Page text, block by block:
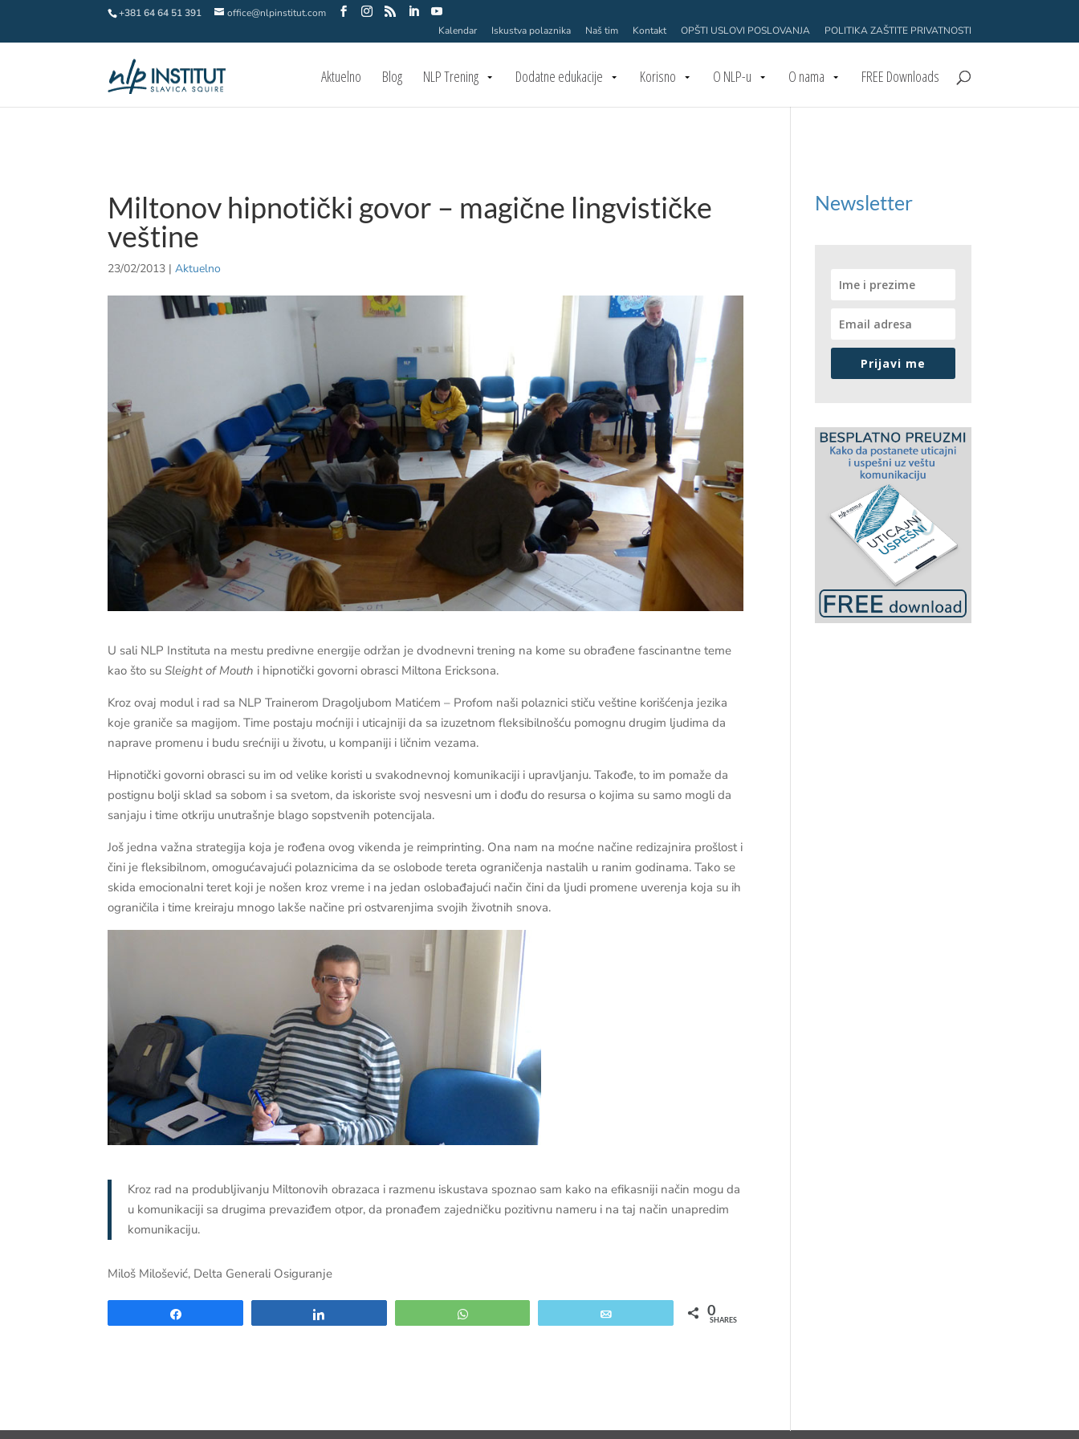
+381 64 64 51 391
office@nlpinstitut.com
Kalendar
Iskustva polaznika Naš tim Kontakt OPŠTI USLOVI POSLOVANJA POLITIKA ZAŠTITE PRIVATNOSTI
Aktuelno Blog NLP Trening Dodatne edukacije Korisno O NLP-u O nama FREE Downloads
Miltonov hipnotički govor – magične lingvističke
veštine
23/02/2013 |Aktuelno
U sali NLP Instituta na mestu predivne energije održan je dvodnevni trening na kome su obrađene fascinantne teme
kao što suSleight of Mouth i hipnotički govorni obrasci Miltona Ericksona.
Kroz ovaj modul i rad sa NLP Trainerom Dragoljubom Matićem – Profom naši polaznici stiču veštine korišćenja jezika
koje graniče sa magijom. Time postaju moćniji i uticajniji da sa izuzetnom fleksibilnošću pomognu drugim ljudima da
naprave promenu i budu srećniji u životu, u kompaniji i ličnim vezama.
Hipnotički govorni obrasci su im od velike koristi u svakodnevnoj komunikaciji i upravljanju. Takođe, to im pomaže da
postignu bolji sklad sa sobom i sa svetom, da iskoriste svoj nesvesni um i dođu do resursa o kojima su samo mogli da
sanjaju i time otkriju unutrašnje blago sopstvenih potencijala.
Još jedna važna strategija koja je rođena ovog vikenda je reimprinting. Ona nam na moćne načine redizajnira prošlost i
čini je fleksibilnom, omogućavajući polaznicima da se oslobode tereta ograničenja nastalih u ranim godinama. Tako se
skida emocionalni teret koji je nošen kroz vreme i na jedan oslobađajući način čini da ljudi promene uverenja koja su ih
ograničila i time kreiraju mnogo lakše načine pri ostvarenjima svojih životnih snova.
Kroz rad na produbljivanju Miltonovih obrazaca i razmenu iskustava spoznao sam kako na efikasniji način mogu da
u komunikaciji sa drugima prevaziđem otpor, da pronađem zajedničku pozitivnu nameru i na taj način unapredim
komunikaciju.
Miloš Milošević, Delta Generali Osiguranje
0
SHARES
Newsletter
Prijavi me